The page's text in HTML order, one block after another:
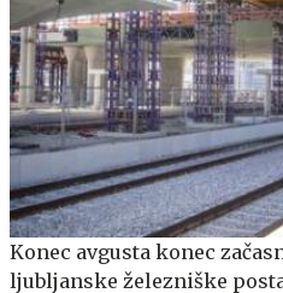
Konec avgusta konec
ljubljanske železniške